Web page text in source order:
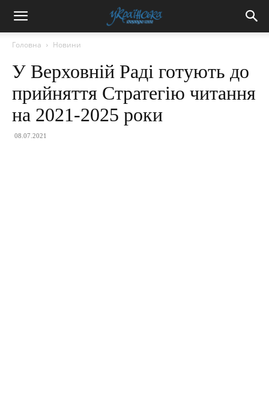
Головна Новини
У Верховній Раді готують до
прийняття Стратегію читання
на 2021-2025 роки
08.07.2021